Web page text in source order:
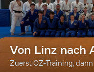
Von Linz nach
Zuerst OZ-Training,